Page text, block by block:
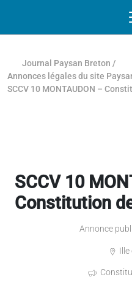
Journal Paysan Breton /
Annonces légales du site
SCCV 10 MONTAUDON –
SCCV 10
Constitution
Annonce
Ille